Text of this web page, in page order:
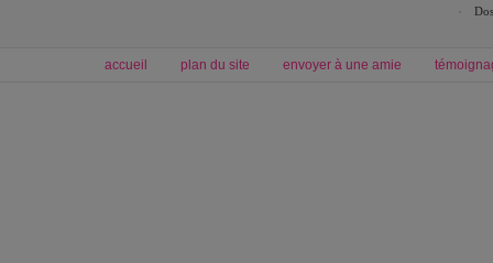
accueil plan du site envoyer à une amie